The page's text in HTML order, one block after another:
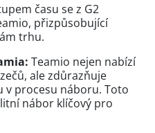
času se z G2
přizpůsobující
trhu.
Teamio nejen nabízí
ale zdůrazňuje
v procesu náboru. Toto
nábor klíčový pro